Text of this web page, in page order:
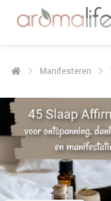
Manifesteren